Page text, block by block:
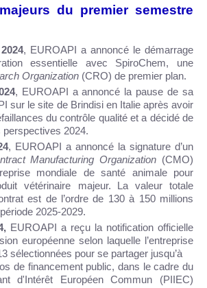
du premier semestre
, EUROAPI a annoncé le démarrage
essentielle avec SpiroChem, une
Organization (CRO) de premier plan.
, EUROAPI a annoncé la pause de sa
sur le site de Brindisi en Italie après avoir
du contrôle qualité et a décidé de
2024.
, EUROAPI a annoncé la signature d’un
Manufacturing Organization (CMO)
mondiale de santé animale pour
vétérinaire majeur.
La valeur totale
est de l’ordre de 130 à 150 millions
2025-2029.
EUROAPI a reçu la notification officielle
européenne selon laquelle l’entreprise
sélectionnées pour se partager jusqu’à
de financement public, dans le cadre du
d'Intérêt Européen Commun (PIIEC)